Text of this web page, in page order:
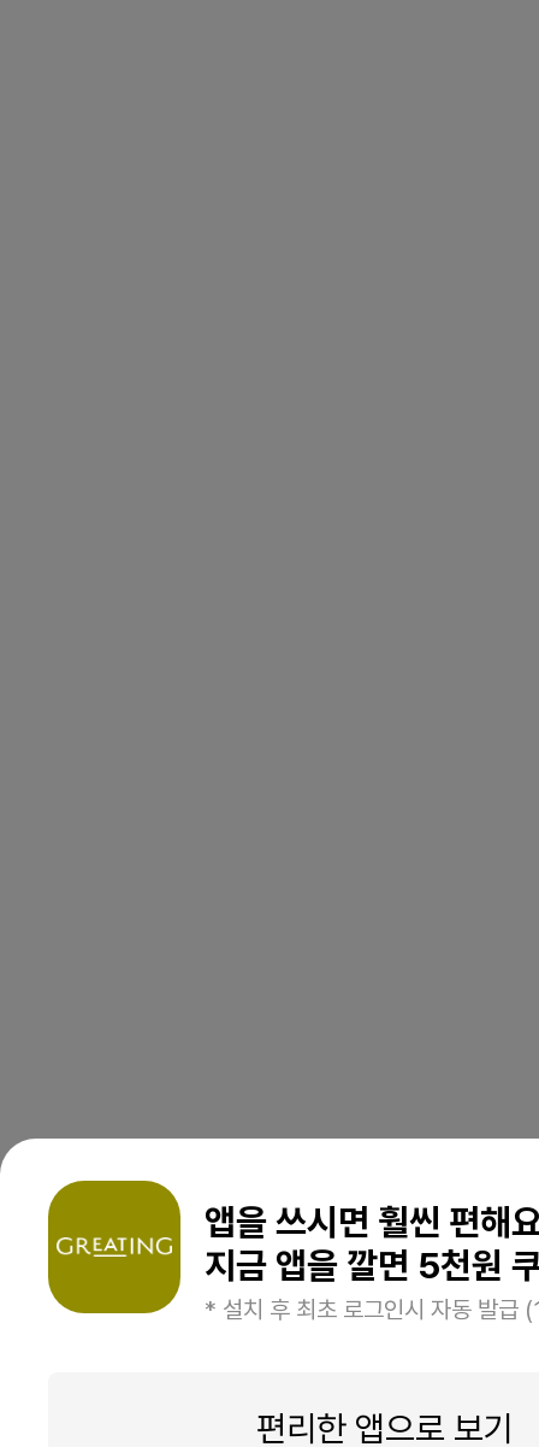
앱을 쓰시면 훨씬 편해
지금 앱을 깔면 5천원
* 설치 후 최초 로그인시 자동 발급
편리한 앱으로 보기